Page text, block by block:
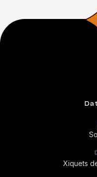
Xiquets